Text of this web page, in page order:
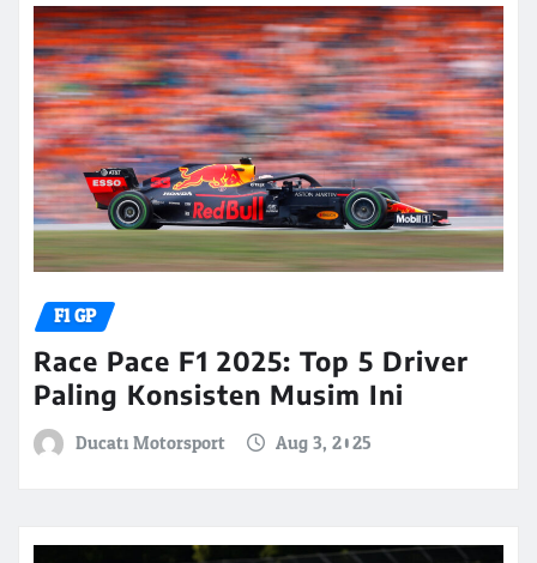
F1 GP
Race Pace F1 2025: Top 5 Driver
Paling Konsisten Musim Ini
Ducati Motorsport Aug 3, 2025